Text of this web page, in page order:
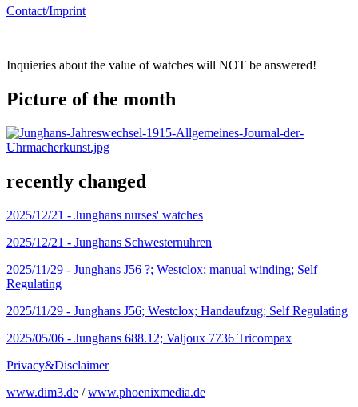
Contact/Imprint
Inquieries about the value of watches will NOT be answered!
Picture of the month
recently changed
2025/12/21 - Junghans nurses' watches
2025/12/21 - Junghans Schwesternuhren
2025/11/29 - Junghans J56 ?; Westclox; manual winding; Self
Regulating
2025/11/29 - Junghans J56; Westclox; Handaufzug; Self Regulating
2025/05/06 - Junghans 688.12; Valjoux 7736 Tricompax
Privacy&Disclaimer
www.dim3.de /www.phoenixmedia.de